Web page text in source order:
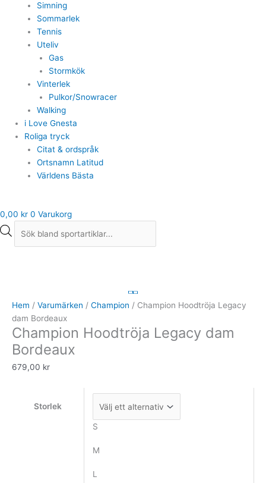
Simning
Sommarlek
Tennis
Uteliv
Gas
Stormkök
Vinterlek
Pulkor/Snowracer
Walking
i Love Gnesta
Roliga tryck
Citat & ordspråk
Ortsnamn Latitud
Världens Bästa
0,00 kr 0 Varukorg
Hem / Varumärken / Champion / Champion Hoodtröja Legacy
dam Bordeaux
Champion Hoodtröja Legacy dam
Bordeaux
679,00 kr
Storlek
S
M
L
dam
Bordeaux
mängd